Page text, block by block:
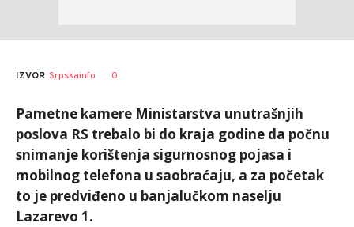
IZVOR Srpskainfo 0
Pametne kamere Ministarstva unutrašnjih
poslova RS trebalo bi do kraja godine da počnu
snimanje korištenja sigurnosnog pojasa i
mobilnog telefona u saobraćaju, a za početak
to je predviđeno u banjalučkom naselju
Lazarevo 1.